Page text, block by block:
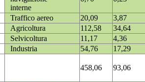
interne
Traffico aereo 20,09
3,87
Agricoltura
112,58
34,64
Selvicoltura
11,17
4,36
Industria
54,76
17,29
458,06 93,06